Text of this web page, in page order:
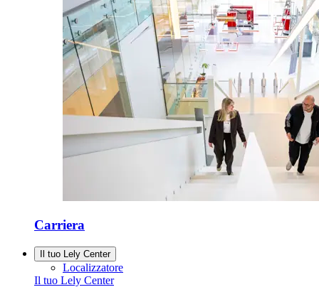
Carriera
Il tuo Lely Center
Localizzatore
Il tuo Lely Center